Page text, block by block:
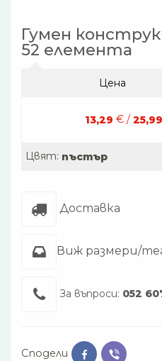
Гумен
52 елемента
Цена
13,29 € / 25,99
Цвят: пъстър
Доставка
Виж размери/
За въпроси: 052
Сподели